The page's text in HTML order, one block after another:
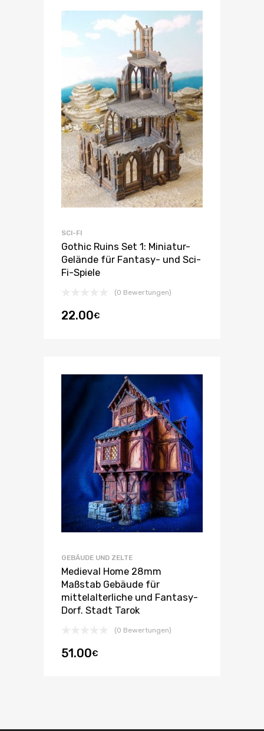
SCI-FI
Gothic Ruins Set 1: Miniatur-
Gelände für Fantasy- und Sci-
Fi-Spiele
(0 Bewertungen)
22.00€
GEBÄUDE UND ZELTE
Medieval Home 28mm
Maßstab Gebäude für
mittelalterliche und Fantasy-
Dorf. Stadt Tarok
(0 Bewertungen)
51.00€